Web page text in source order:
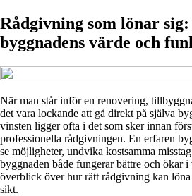
Rådgivning som lönar
byggnadens värde och
När man står inför en renovering,
det vara lockande att gå direkt på själva
vinsten ligger ofta i det som sker innan
professionella rådgivningen. En erfaren
se möjligheter, undvika kostsamma
byggnaden både fungerar bättre och ökar
överblick över hur rätt rådgivning kan
sikt.